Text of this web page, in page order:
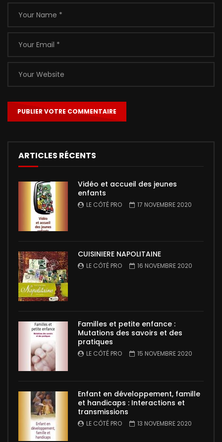
ARTICLES RÉCENTS
Vidéo et accueil des jeunes
enfants
LE CÔTÉ PRO 17 NOVEMBRE 2020
CUISINIERE NAPOLITAINE
LE CÔTÉ PRO 16 NOVEMBRE 2020
Familles et petite enfance :
Mutations des savoirs et des
pratiques
LE CÔTÉ PRO 15 NOVEMBRE 2020
Enfant en développement, famille
et handicaps : Interactions et
transmissions
LE CÔTÉ PRO 13 NOVEMBRE 2020